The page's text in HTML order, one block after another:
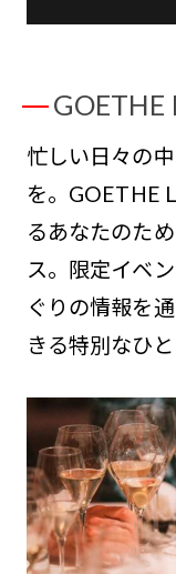
GOETHE
忙しい日々の
を。GOETHE
るあなたのた
ス。限定イベ
ぐりの情報を
きる特別なひ